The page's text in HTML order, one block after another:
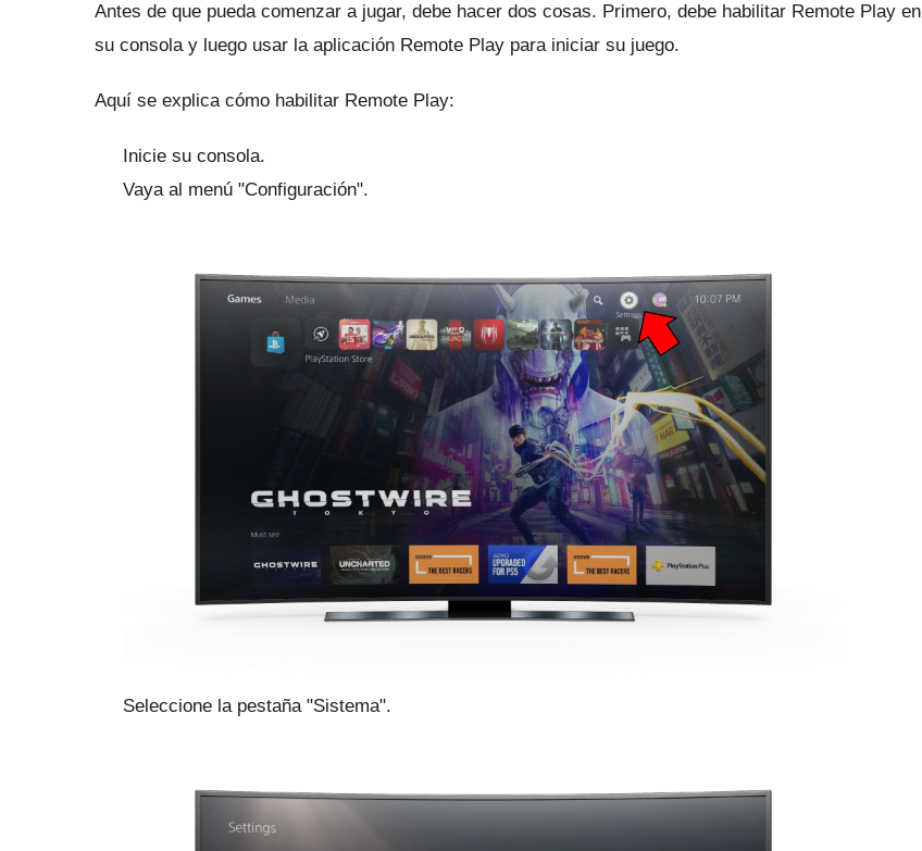
Antes de que pueda comenzar a jugar, debe hacer dos cosas. Primero, debe habilitar Remote Play en
su consola y luego usar la aplicación Remote Play para iniciar su juego.
Aquí se explica cómo habilitar Remote Play:
Inicie su consola.
Vaya al menú "Configuración".
Seleccione la pestaña "Sistema".